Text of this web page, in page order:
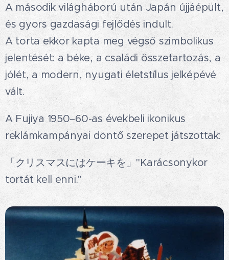
A második világháború után Japán újjáépült,
és gyors gazdasági fejlődés indult.
A torta ekkor kapta meg végső szimbolikus
jelentését: a béke, a családi összetartozás, a
jólét, a modern, nyugati életstílus jelképévé
vált.
A Fujiya 1950–60-as évekbeli ikonikus
reklámkampányai döntő szerepet játszottak:
「クリスマスにはケーキを」"Karácsonykor
tortát kell enni."